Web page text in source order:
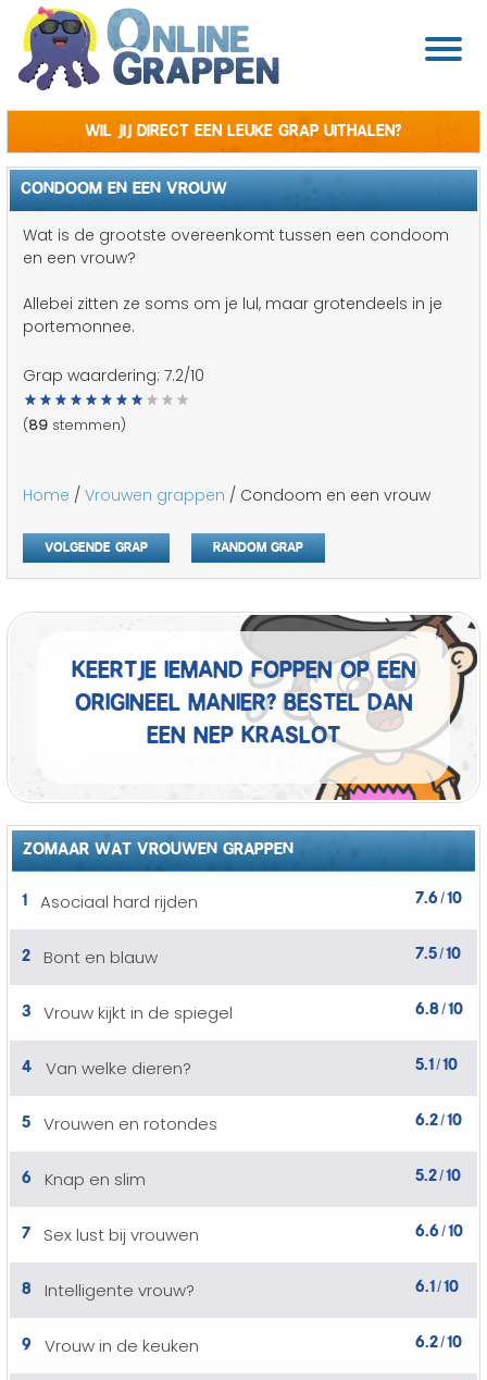
Wil jij direct een leuke grap uithalen?
CONDOOM EN EEN VROUW
Wat is de grootste overeenkomt tussen een condoom
en een vrouw?
Allebei zitten ze soms om je lul, maar grotendeels in je
portemonnee.
Grap waardering: 7.2/10
(89 stemmen)
Home / Vrouwen grappen / Condoom en een vrouw
Volgende grap Random grap
Keertje iemand foppen op een
origineel manier? Bestel dan
een nep kraslot
ZOMAAR WAT VROUWEN GRAPPEN
1 Asociaal hard rijden 7.6 /10
2 Bont en blauw 7.5/10
3 Vrouw kijkt in de spiegel 6.8/10
4 Van welke dieren? 5.1/10
5 Vrouwen en rotondes 6.2/10
6 Knap en slim 5.2/10
7 Sex lust bij vrouwen 6.6 /10
8 Intelligente vrouw? 6.1/10
9 Vrouw in de keuken 6.2/10